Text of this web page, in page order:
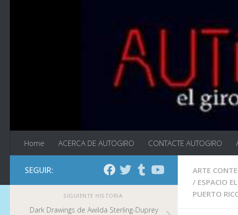
Home ACERCA DE AUTOGIRO CONTACTE AUTOGIRO
ARTE
/ ESPACIO
PUERTO
SEGUIR:
SIGUIENTE HISTORIA
Dark Drawings de Awilda Sterling-Duprey